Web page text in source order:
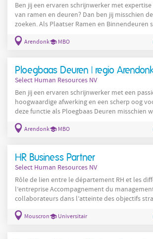
Ben jij een ervaren schrijnwerker met
van ramen en deuren? Dan ben jij misschien
zoeken. Als Plaatser Ramen en Binnendeuren
kwalitatieve plaatsing en een verzorgde
klanten. Je werkt op verschillende werven en
binnendeuren. Voorbereiden, controleren
Arendonk MBO
Ploegbaas Deuren | regio
Select Human Resources NV
Ben jij een ervaren schrijnwerker met een
hoogwaardige afwerking en een scherp oog
deze functie als Ploegbaas Deuren misschien
Deuren sta je in voor de vlotte en
voornamelijk op het plaatsen van
Arendonk MBO
HR Business Partner
Select Human Resources NV
Rôle de lien entre le département RH et les
l’entreprise Accompagnement du management et des
collaborateurs dans l’atteinte des objectifs
les enjeux de l’organisation Contribution active au
Mouscron Universitair